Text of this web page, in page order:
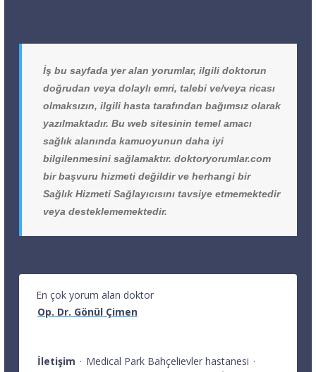
İş bu sayfada yer alan yorumlar, ilgili doktorun
doğrudan veya dolaylı emri, talebi ve/veya ricası
olmaksızın, ilgili hasta tarafından bağımsız olarak
yazılmaktadır. Bu web sitesinin temel amacı
sağlık alanında kamuoyunun daha iyi
bilgilenmesini sağlamaktır. doktoryorumlar.com
bir başvuru hizmeti değildir ve herhangi bir
Sağlık Hizmeti Sağlayıcısını tavsiye etmemektedir
veya desteklememektedir.
En çok yorum alan doktor
Op. Dr. Gönül Çimen
İletişim · Medical Park Bahçelievler hastanesi ·